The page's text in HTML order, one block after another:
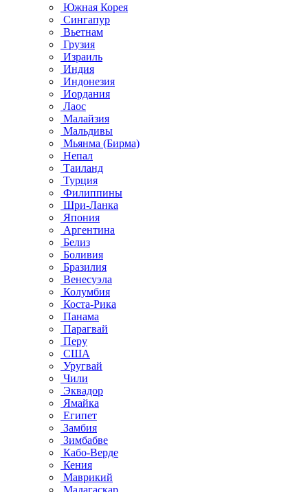
Южная Корея
Сингапур
Вьетнам
Грузия
Израиль
Индия
Индонезия
Иордания
Лаос
Малайзия
Мальдивы
Мьянма (Бирма)
Непал
Таиланд
Турция
Филиппины
Шри-Ланка
Япония
Аргентина
Белиз
Боливия
Бразилия
Венесуэла
Колумбия
Коста-Рика
Панама
Парагвай
Перу
США
Уругвай
Чили
Эквадор
Ямайка
Египет
Замбия
Зимбабве
Кабо-Верде
Кения
Маврикий
Мадагаскар